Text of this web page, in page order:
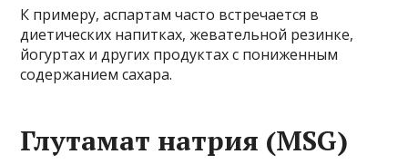
К примеру, аспартам часто встречается в
диетических напитках, жевательной резинке,
йогуртах и других продуктах с пониженным
содержанием сахара.
Глутамат натрия (MSG)